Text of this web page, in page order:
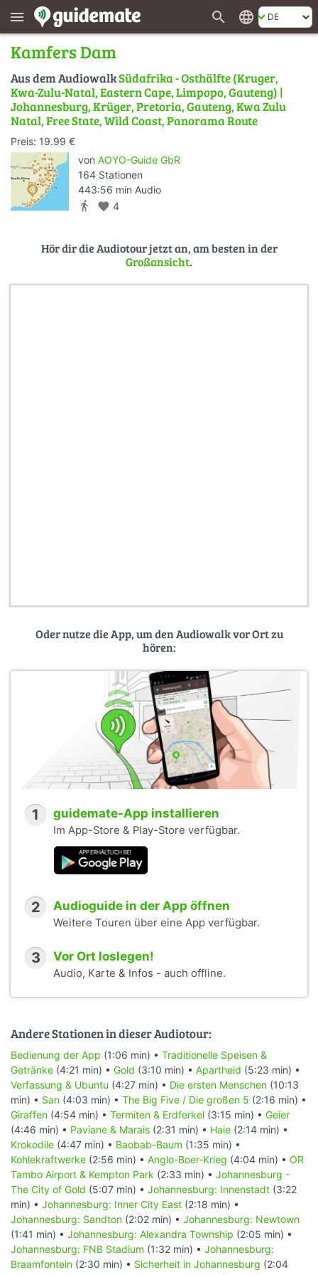
menu search language
Kamfers Dam
Aus dem AudiowalkSüdafrika - Osthälfte (Kruger,
Kwa-Zulu-Natal, Eastern Cape, Limpopo, Gauteng) |
Johannesburg, Krüger, Pretoria, Gauteng, Kwa Zulu
Natal, Free State, Wild Coast, Panorama Route
Preis: 19.99 €
von AOYO-Guide GbR
164 Stationen
443:56 min Audio
directions_walk favorite 4
Hör dir die Audiotour jetzt an, am besten in der
Großansicht.
Oder nutze die App, um den Audiowalk vor Ort zu
hören:
1 guidemate-App installieren
Im App-Store & Play-Store verfügbar.
2 Audioguide in der App öffnen
Weitere Touren über eine App verfügbar.
3 Vor Ort loslegen!
Audio, Karte & Infos - auch offline.
Andere Stationen in dieser Audiotour:
Bedienung der App (1:06 min) • Traditionelle Speisen &
Getränke (4:21 min) • Gold (3:10 min) • Apartheid (5:23 min) •
Verfassung & Ubuntu (4:27 min) • Die ersten Menschen (10:13
min) • San (4:03 min) • The Big Five / Die großen 5 (2:16 min) •
Giraffen (4:54 min) • Termiten & Erdferkel (3:15 min) • Geier
(4:46 min) • Paviane & Marais (2:31 min) • Haie (2:14 min) •
Krokodile (4:47 min) • Baobab-Baum (1:35 min) •
Kohlekraftwerke (2:56 min) • Anglo-Boer-Krieg (4:04 min) • OR
Tambo Airport & Kempton Park (2:33 min) • Johannesburg -
The City of Gold (5:07 min) • Johannesburg: Innenstadt (3:22
min) • Johannesburg: Inner City East (2:18 min) •
Johannesburg: Sandton (2:02 min) • Johannesburg: Newtown
(1:41 min) • Johannesburg: Alexandra Township (2:05 min) •
Johannesburg: FNB Stadium (1:32 min) • Johannesburg:
Braamfontein (2:30 min) • Sicherheit in Johannesburg (2:04